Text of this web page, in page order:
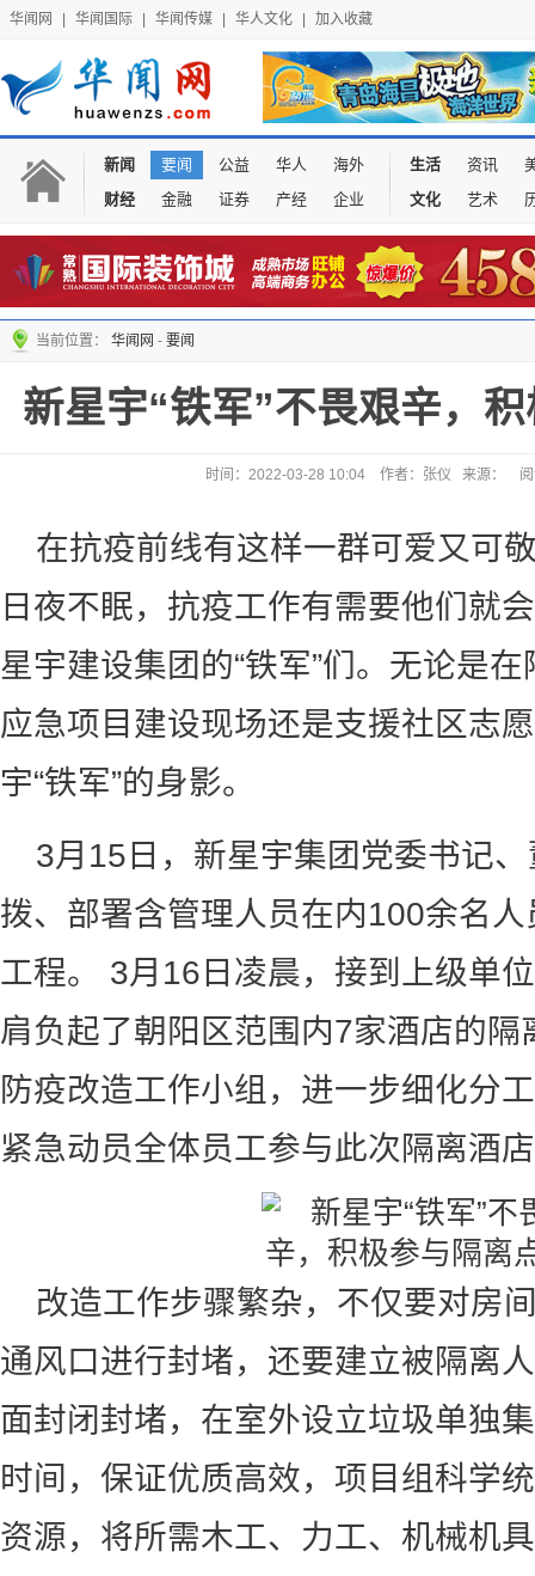
华闻网 华闻国际 华闻传媒 华人文化 加入收藏
新闻 要闻 公益 华人
海外
财经
金融 证券 产经 企业
生活 资讯
文化
艺术
当前位置： 华闻网 - 要闻
新星宇“铁军”不畏艰辛，
时间：2022-03-28 10:04 作者：张仪 来源：
在抗疫前线有这样一群可爱又可
日夜不眠，抗疫工作有需要他们就
星宇建设集团的“铁军”们。无论是
应急项目建设现场还是支援社区志
宇“铁军”的身影。
3月15日，新星宇集团党委书记
拨、部署含管理人员在内100余名
工程。 3月16日凌晨，接到上级单
肩负起了朝阳区范围内7家酒店的
防疫改造工作小组，进一步细化分
紧急动员全体员工参与此次隔离酒
改造工作步骤繁杂，不仅要对房
通风口进行封堵，还要建立被隔离
面封闭封堵，在室外设立垃圾单独
时间，保证优质高效，项目组科学
资源，将所需木工、力工、机械机